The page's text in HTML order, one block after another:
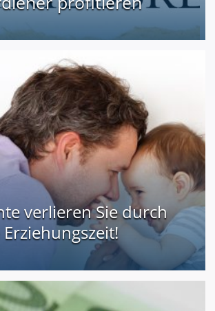
verlieren Sie durch
Erziehungszeit!